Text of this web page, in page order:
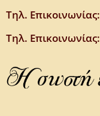
Τηλ. Επικοινωνίας:
Τηλ. Επικοινωνίας: